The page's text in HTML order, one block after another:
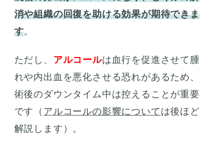
消や組織の回復を助ける効果が期待できま
す。
ただし、 アルコールは血行を促進させて腫
れや内出血を悪化させる恐れがあるため、
術後のダウンタイム中は控えることが重要
です（ アルコールの影響については後ほど
解説します）。